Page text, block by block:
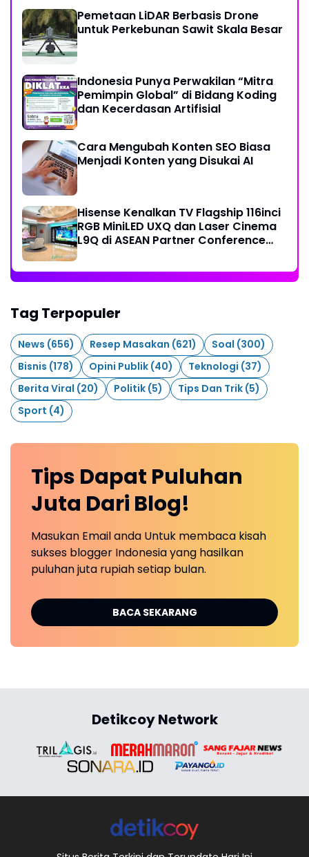
Pemetaan LiDAR Berbasis Drone
untuk Perkebunan Sawit Skala Besar
Indonesia Punya Perwakilan “Mitra
Pemimpin Global” di Bidang Koding
dan Kecerdasan Artifisial
Cara Mengubah Konten SEO Biasa
Menjadi Konten yang Disukai AI
Hisense Kenalkan TV Flagship 116inci
RGB MiniLED UXQ dan Laser Cinema
L9Q di ASEAN Partner Conference
Tag Terpopuler
News (656) Resep Masakan (621) Soal (300)
Bisnis (178) Opini Publik (40) Teknologi (37)
Berita Viral (20) Politik (5) Tips Dan Trik (5)
Sport (4)
Tips Dapat Puluhan
Juta Dari Blog!
Masukan Email anda Untuk membaca kisah
sukses blogger Indonesia yang hasilkan
puluhan juta rupiah setiap bulan.
BACA SEKARANG
Detikcoy Network